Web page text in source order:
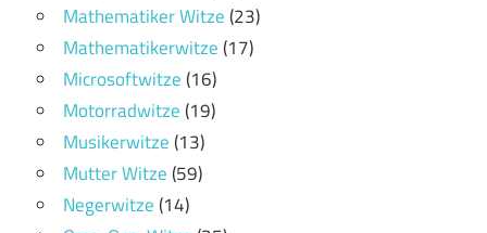
Mathematiker Witze(23)
Mathematikerwitze(17)
Microsoftwitze(16)
Motorradwitze(19)
Musikerwitze(13)
Mutter Witze(59)
Negerwitze(14)